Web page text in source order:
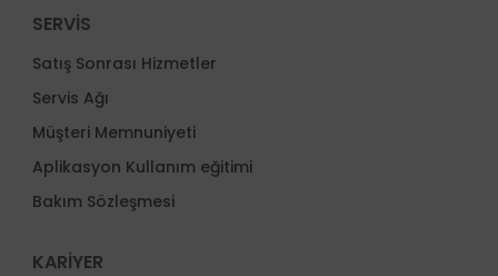
SERVİS
Satış Sonrası Hizmetler
Servis Ağı
Müşteri Memnuniyeti
Aplikasyon Kullanım eğitimi
Bakım Sözleşmesi
KARİYER